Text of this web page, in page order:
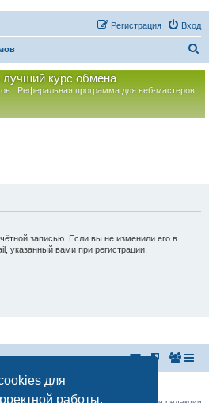
для
работы.
Вход
Регистрация
лучший курс обмена
Реферальная программа для веб-мастеров
записью. Если вы не изменили его в
указанный вами при регистрации.
Развития Игорного Бизнеса
admin@rarib.ru
office@rarib.ru